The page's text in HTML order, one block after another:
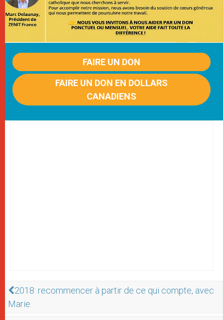
FAIRE UN DON
FAIRE UN DON EN DOLLARS
CANADIENS
2018: recommencer à partir de ce qui compte, avec
Marie